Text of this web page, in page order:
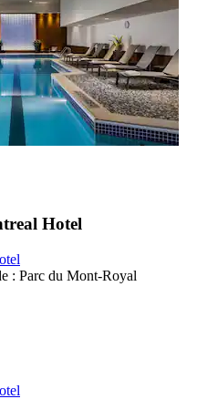
Hotel
: Parc du Mont-Royal